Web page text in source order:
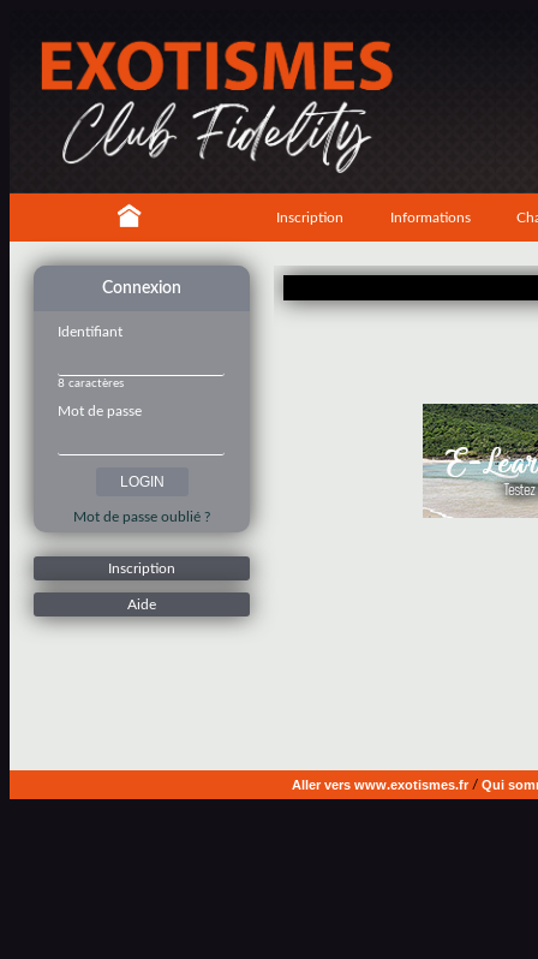
Inscription Informations
Connexion
Identifiant
8 caractères
Mot de passe
Mot de passe oublié ?
Inscription
Aide
Aller vers www.exotismes.fr/ Qui